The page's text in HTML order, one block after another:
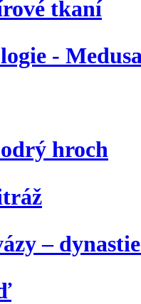
tkaní
-
hroch
–